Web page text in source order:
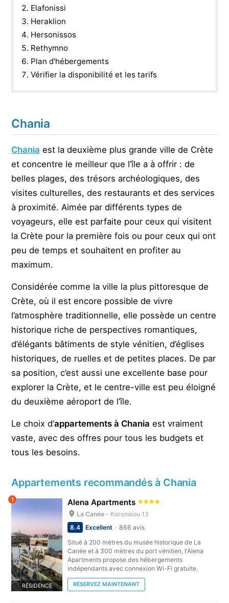
Elafonissi
Heraklion
Hersonissos
Rethymno
Plan d'hébergements
Vérifier la disponibilité et les tarifs
Chania
Chania est la deuxième plus grande ville de Crète
et concentre le meilleur que l’île a à offrir : de
belles plages, des trésors archéologiques, des
visites culturelles, des restaurants et des services
à proximité. Aimée par différents types de
voyageurs, elle est parfaite pour ceux qui visitent
la Crète pour la première fois ou pour ceux qui ont
peu de temps et souhaitent en profiter au
maximum.
Considérée comme la ville la plus pittoresque de
Crète, où il est encore possible de vivre
l’atmosphère traditionnelle, elle possède un centre
historique riche de perspectives romantiques,
d’élégants bâtiments de style vénitien, d’églises
historiques, de ruelles et de petites places. De par
sa position, c’est aussi une excellente base pour
explorer la Crète, et le centre-ville est peu éloigné
du deuxième aéroport de l’île.
Le choix d’appartements à Chania est vraiment
vaste, avec des offres pour tous les budgets et
tous les besoins.
Appartements recommandés à Chania
RÉSIDENCE
1 Alena Apartments
La Canée - Koronaiou 13
8.4
Excellent
866 avis
Situé à 200 mètres du musée historique de La
Canée et à 300 mètres du port vénitien, l'Alena
Apartments propose des hébergements
indépendants avec connexion Wi-Fi gratuite.
RÉSERVEZ MAINTENANT